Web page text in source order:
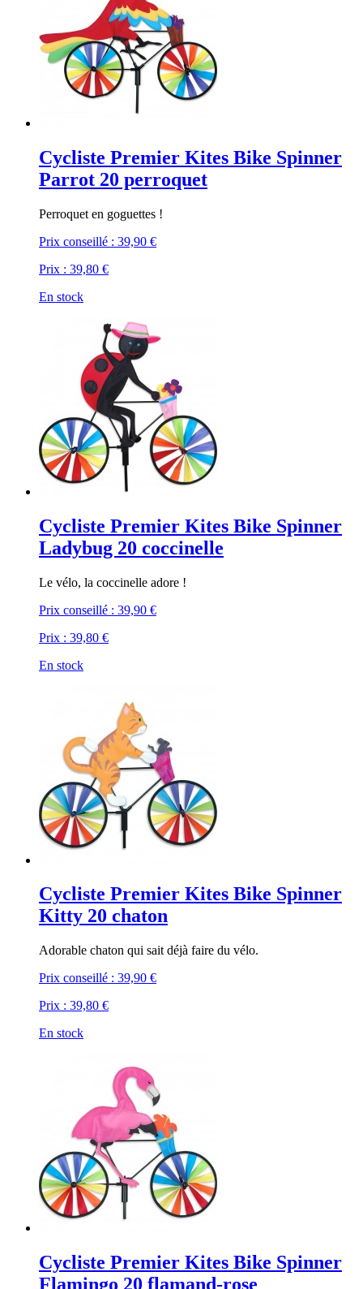
Cycliste Premier Kites Bike Spinner
Parrot 20 perroquet
Perroquet en goguettes !
Prix conseillé : 39,90 €
Prix : 39,80 €
En stock
Cycliste Premier Kites Bike Spinner
Ladybug 20 coccinelle
Le vélo, la coccinelle adore !
Prix conseillé : 39,90 €
Prix : 39,80 €
En stock
Cycliste Premier Kites Bike Spinner
Kitty 20 chaton
Adorable chaton qui sait déjà faire du vélo.
Prix conseillé : 39,90 €
Prix : 39,80 €
En stock
Cycliste Premier Kites Bike Spinner
Flamingo 20 flamand-rose